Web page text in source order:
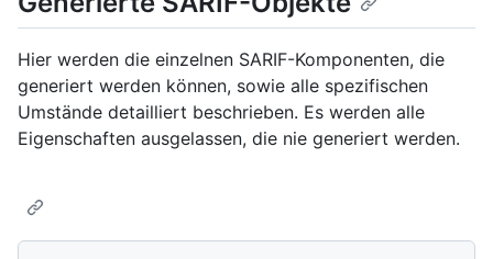
Hier werden die einzelnen SARIF-Komponenten, die
generiert werden können, sowie alle spezifischen
Umstände detailliert beschrieben. Es werden alle
Eigenschaften ausgelassen, die nie generiert werden.